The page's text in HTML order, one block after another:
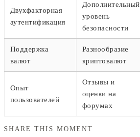
Двухфакторная
аутентификация
Дополнительный
уровень
безопасности
Поддержка
валют
Разнообразие
криптовалют
Опыт
пользователей
Отзывы и
оценки на
форумах
SHARE THIS MOMENT